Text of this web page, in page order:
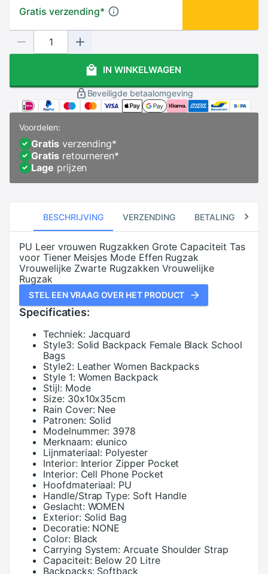
Gratis verzending*
IN WINKELWAGEN
Beveiligde betaalomgeving
Voordelen:
Gratisverzending*
Gratisretourneren*
Lage prijzen
BESCHRIJVING VERZENDING BETALING
PU Leer vrouwen Rugzakken Grote Capaciteit Tas
voor Tiener Meisjes Mode Effen Rugzak
Vrouwelijke Zwarte Rugzakken Vrouwelijke
Rugzak
STEL EEN VRAAG OVER HET PRODUCT
Specificaties:
Techniek: Jacquard
Style3: Solid Backpack Female Black School
Bags
Style2: Leather Women Backpacks
Style 1: Women Backpack
Stijl: Mode
Size: 30x10x35cm
Rain Cover: Nee
Patronen: Solid
Modelnummer: 3978
Merknaam: elunico
Lijnmateriaal: Polyester
Interior: Interior Zipper Pocket
Interior: Cell Phone Pocket
Hoofdmateriaal: PU
Handle/Strap Type: Soft Handle
Geslacht: WOMEN
Exterior: Solid Bag
Decoratie: NONE
Color: Black
Carrying System: Arcuate Shoulder Strap
Capaciteit: Below 20 Litre
Backpacks: Softback